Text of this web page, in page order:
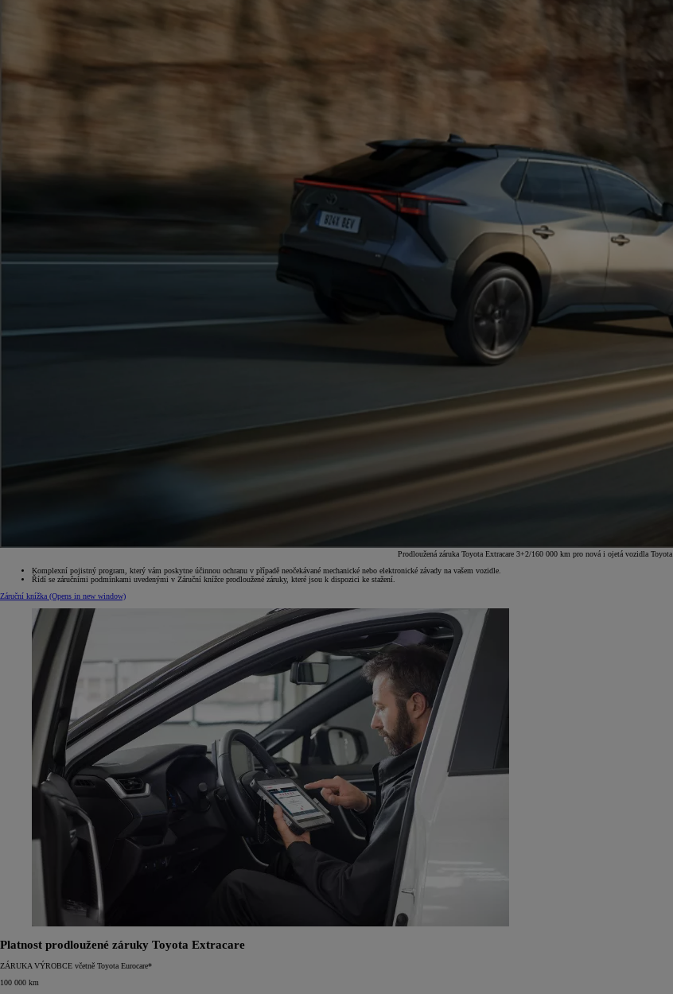
Od399 000 Kčs DPH
vč. zvýhodnění 20 000 Kč
a bonusu za výkup
Yaris Cross
HYBRID
Prodloužená záruka Toyota Extracare 3+2/160 000 km pro nová i ojetá vozidla Toyota
Komplexní pojistný program, který vám poskytne účinnou ochranu v případě neočekávané mechanické nebo elektronické závady na vašem vozidle.
Řídí se záručními podmínkami uvedenými v Záruční knížce prodloužené záruky, které jsou k dispozici ke stažení.
Záruční knížka (Opens in new window)
Platnost prodloužené záruky Toyota Extracare
ZÁRUKA VÝROBCE včetně Toyota Eurocare*
100 000 km